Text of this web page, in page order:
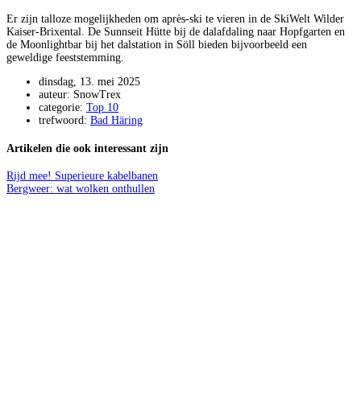
Er zijn talloze mogelijkheden om après-ski te vieren in de SkiWelt Wilder
Kaiser-Brixental. De Sunnseit Hütte bij de dalafdaling naar Hopfgarten en
de Moonlightbar bij het dalstation in Söll bieden bijvoorbeeld een
geweldige feeststemming.
dinsdag, 13. mei 2025
auteur: SnowTrex
categorie: Top 10
trefwoord: Bad Häring
Artikelen die ook interessant zijn
Rijd mee! Superieure kabelbanen
Bergweer: wat wolken onthullen